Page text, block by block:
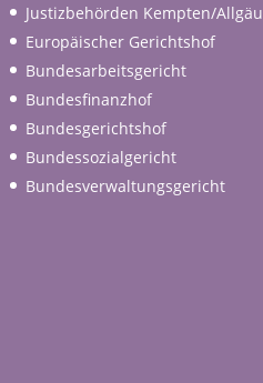
Justizbehörden Kempten/Allgäu
Europäischer Gerichtshof
Bundesarbeitsgericht
Bundesfinanzhof
Bundesgerichtshof
Bundessozialgericht
Bundesverwaltungsgericht